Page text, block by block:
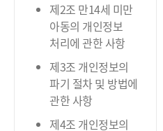
제2조 만14세 미만
아동의 개인정보
처리에 관한 사항
제3조 개인정보의
파기 절차 및 방법에
관한 사항
제4조 개인정보의